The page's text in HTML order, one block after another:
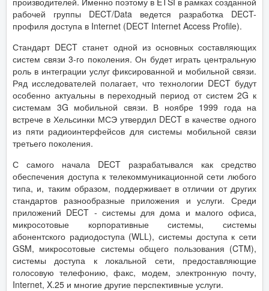
рабочей группы DECT/Data ведется разработка DECT-
профиля доступа в Internet (DECT Internet Access Profile).
Стандарт DECT станет одной из основных составляющих
систем связи 3-го поколения. Он будет играть центральную
роль в интеграции услуг фиксированной и мобильной связи.
Ряд исследователей полагает, что технологии DECT будут
особенно актуальны в переходный период от систем 2G к
системам 3G мобильной связи. В ноябре 1999 года на
встрече в Хельсинки МСЭ утвердил DECT в качестве одного
из пяти радиоинтерфейсов для системы мобильной связи
третьего поколения.
С самого начала DECT разрабатывался как средство
обеспечения доступа к телекоммуникационной сети любого
типа, и, таким образом, поддерживает в отличии от других
стандартов разнообразные приложения и услуги. Среди
приложений DECT - системы для дома и малого офиса,
микросотовые корпоративные системы, системы
абонентского радиодоступа (WLL), системы доступа к сети
GSM, микросотовые системы общего пользования (CTM),
системы доступа к локальной сети, предоставляющие
голосовую телефонию, факс, модем, электронную почту,
Internet, X.25 и многие другие перспективные услуги.